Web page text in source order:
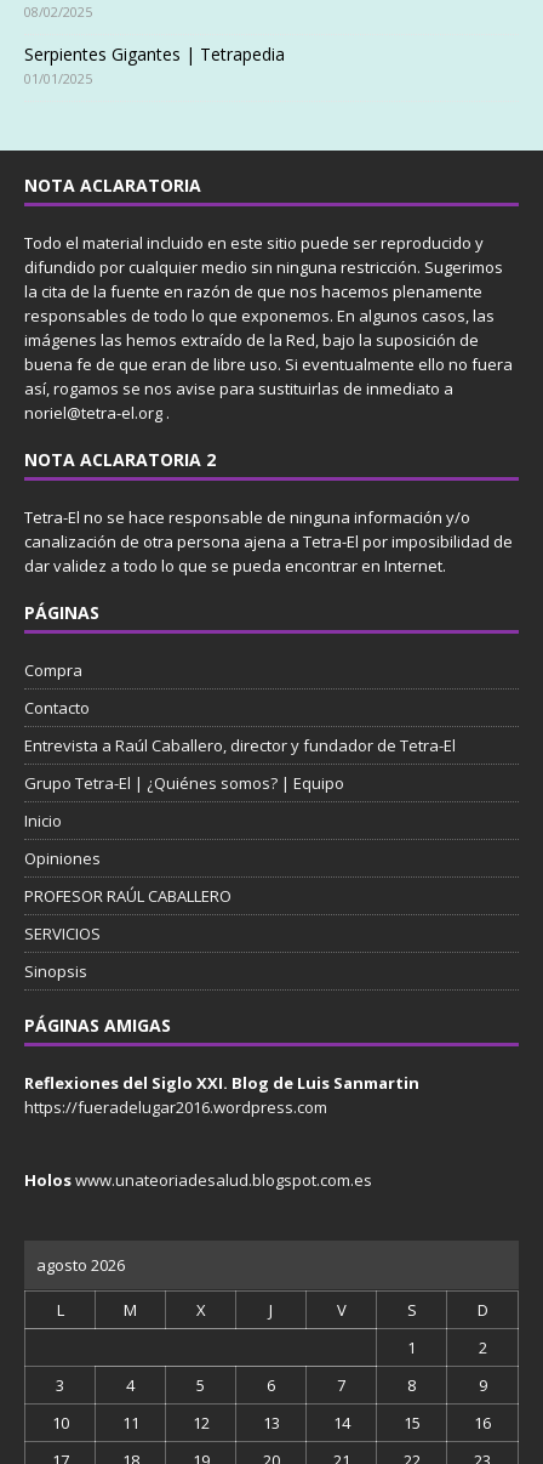
08/02/2025
Serpientes Gigantes | Tetrapedia
01/01/2025
NOTA ACLARATORIA
Todo el material incluido en este sitio puede ser reproducido y
difundido por cualquier medio sin ninguna restricción. Sugerimos
la cita de la fuente en razón de que nos hacemos plenamente
responsables de todo lo que exponemos. En algunos casos, las
imágenes las hemos extraído de la Red, bajo la suposición de
buena fe de que eran de libre uso. Si eventualmente ello no fuera
así, rogamos se nos avise para sustituirlas de inmediato a
noriel@tetra-el.org .
NOTA ACLARATORIA 2
Tetra-El no se hace responsable de ninguna información y/o
canalización de otra persona ajena a Tetra-El por imposibilidad de
dar validez a todo lo que se pueda encontrar en Internet.
PÁGINAS
Compra
Contacto
Entrevista a Raúl Caballero, director y fundador de Tetra-El
Grupo Tetra-El | ¿Quiénes somos? | Equipo
Inicio
Opiniones
PROFESOR RAÚL CABALLERO
SERVICIOS
Sinopsis
PÁGINAS AMIGAS
Reflexiones del Siglo XXI. Blog de Luis Sanmartin
https://fueradelugar2016.wordpress.com
Holoswww.unateoriadesalud.blogspot.com.es
agosto 2026
L M X J V S
D
1
2
3
4 5 6 7 8
9
10
11 12 13 14 15
16